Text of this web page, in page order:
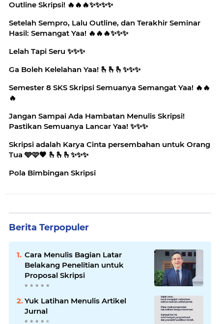
Outline Skripsi! 🔥🔥🔥✨️✨️✨️✨️
Setelah Sempro, Lalu Outline, dan Terakhir Seminar
Hasil: Semangat Yaa! 🔥🔥🔥✨️✨️✨️
Lelah Tapi Seru ✨️✨️✨️
Ga Boleh Kelelahan Yaa! 🫰🫰🫰✨️✨️✨️
Semester 8 SKS Skripsi Semuanya Semangat Yaa! 🔥🔥
🔥
Jangan Sampai Ada Hambatan Menulis Skripsi!
Pastikan Semuanya Lancar Yaa! ✨️✨️✨️
Skripsi adalah Karya Cinta persembahan untuk Orang
Tua 🩵🩷🧡 🫰🫰🫰✨️✨️✨️
Pola Bimbingan Skripsi
Berita Terpopuler
Cara Menulis Bagian Latar
Belakang Penelitian untuk
Proposal Skripsi
Yuk Latihan Menulis Artikel
Jurnal